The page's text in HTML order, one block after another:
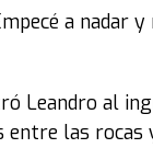
a nadar
Leandro al
entre las